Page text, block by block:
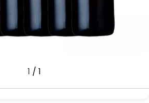
1 / 1